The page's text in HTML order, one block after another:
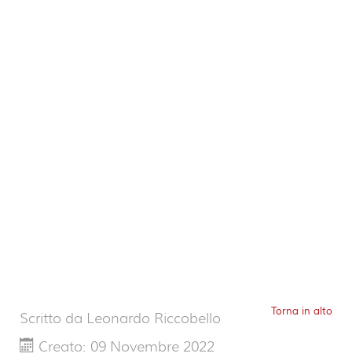
Torna in alto
Scritto da Leonardo Riccobello
Creato: 09 Novembre 2022